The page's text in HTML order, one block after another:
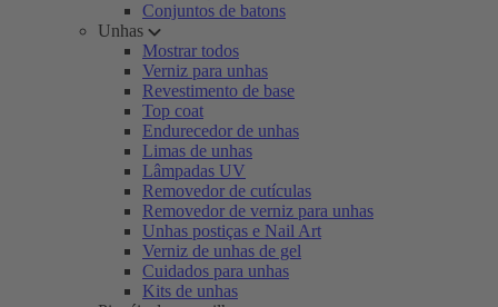
Conjuntos de batons
Unhas
Mostrar todos
Verniz para unhas
Revestimento de base
Top coat
Endurecedor de unhas
Limas de unhas
Lâmpadas UV
Removedor de cutículas
Removedor de verniz para unhas
Unhas postiças e Nail Art
Verniz de unhas de gel
Cuidados para unhas
Kits de unhas